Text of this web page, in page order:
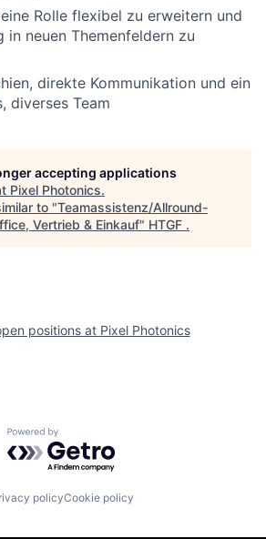
Rolle flexibel zu erweitern und
in neuen Themenfeldern zu
direkte Kommunikation und ein
diverses Team
accepting applications
Pixel Photonics.
to "Teamassistenz/Allround-
Vertrieb & Einkauf" HTGF .
positions at Pixel Photonics
Powered by Getro.com
policyCookie policy